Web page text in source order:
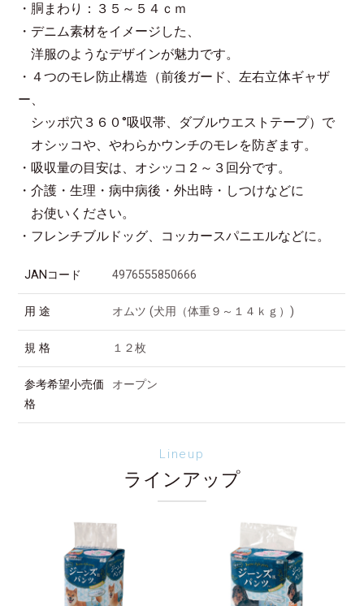
・胴まわり：３５～５４ｃｍ
・デニム素材をイメージした、
洋服のようなデザインが魅力です。
・４つのモレ防止構造（前後ガード、左右立体ギャザ
ー、
シッポ穴３６０°吸収帯、ダブルウエストテープ）で
オシッコや、やわらかウンチのモレを防ぎます。
・吸収量の目安は、オシッコ２～３回分です。
・介護・生理・病中病後・外出時・しつけなどに
お使いください。
・フレンチブルドッグ、コッカースパニエルなどに。
JANコード 4976555850666
用 途 オムツ (犬用（体重９～１４ｋｇ）)
規 格 １２枚
参考希望小売価
格
オープン
Lineup
ラインアップ